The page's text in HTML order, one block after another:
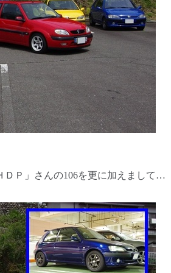
ＤＰ」さんの106を更に加えまして…